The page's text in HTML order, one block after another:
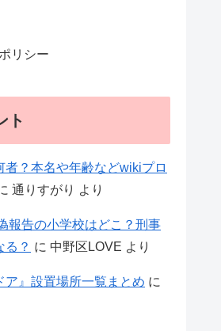
リシー
ト
者？本名や年齢などwikiプロ
通りすがり より
報告の小学校はどこ？刑事
る？ に 中野区LOVE より
ア』設置場所一覧まとめ に